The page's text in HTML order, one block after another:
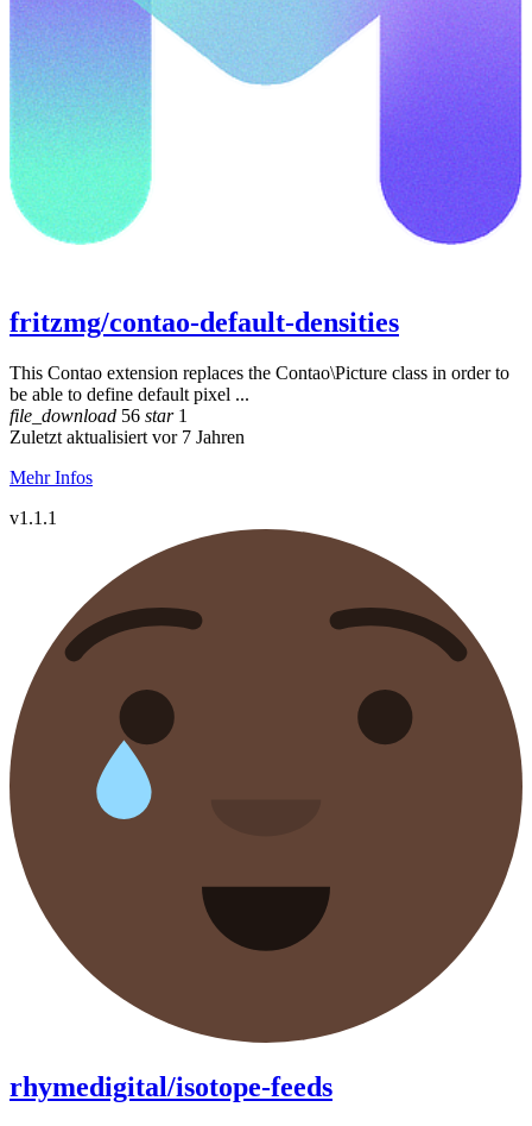
fritzmg/contao-default-densities
This Contao extension replaces the Contao\Picture class in order to
be able to define default pixel ...
file_download 56 star1
Zuletzt aktualisiert vor 7 Jahren
Mehr Infos
v1.1.1
rhymedigital/isotope-feeds